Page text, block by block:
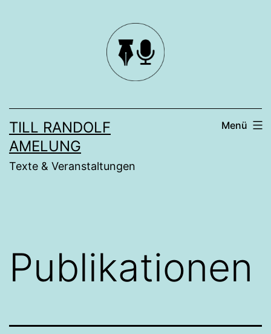
TILL RANDOLF
AMELUNG
Texte & Veranstaltungen
Menü
Publikationen